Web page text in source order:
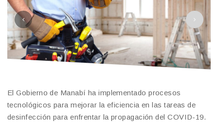
El Gobierno de Manabí ha implementado procesos
tecnológicos para mejorar la eficiencia en las tareas de
desinfección para enfrentar la propagación del COVID-19.